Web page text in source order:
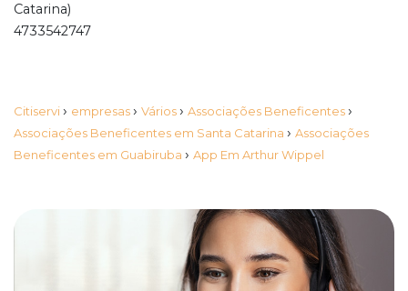
Catarina)
4733542747
Citiservi › empresas › Vários › Associações Beneficentes ›
Associações Beneficentes em Santa Catarina › Associações
Beneficentes em Guabiruba › App Em Arthur Wippel